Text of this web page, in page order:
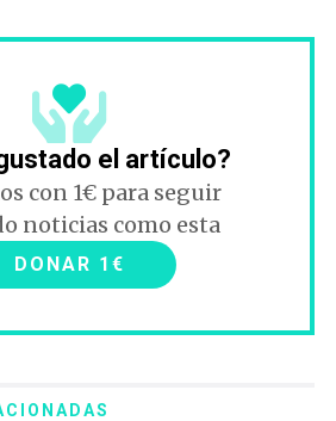
el artículo?
con 1€ para seguir
noticias como esta
DONAR 1€